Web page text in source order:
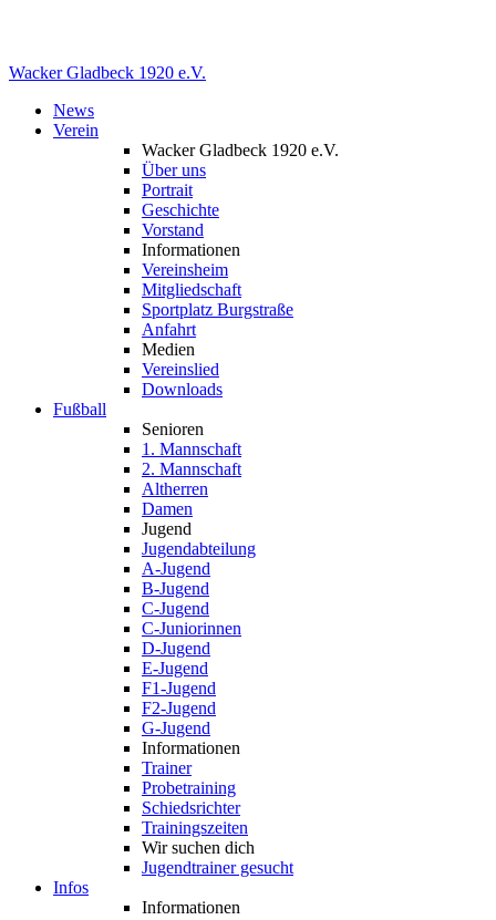
News
Portrait
Geschichte
Vorstand
Informationen
Vereinsheim
Mitgliedschaft
Sportplatz Burgstraße
Anfahrt
Medien
Vereinslied
Downloads
Senioren
2. Mannschaft
Altherren
Damen
Jugend
Jugendabteilung
A-Jugend
B-Jugend
C-Jugend
C-Juniorinnen
D-Jugend
E-Jugend
F1-Jugend
F2-Jugend
G-Jugend
Informationen
Trainer
Probetraining
Schiedsrichter
Trainingszeiten
Wir suchen dich
Jugendtrainer gesucht
Informationen